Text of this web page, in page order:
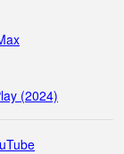
(2024)